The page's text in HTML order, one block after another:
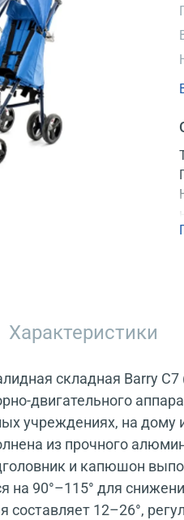
Характеристики
складная Barry
двигательного
учреждениях, на
из прочного
и капюшон
на 90°–115° для
составляет 12–26°,